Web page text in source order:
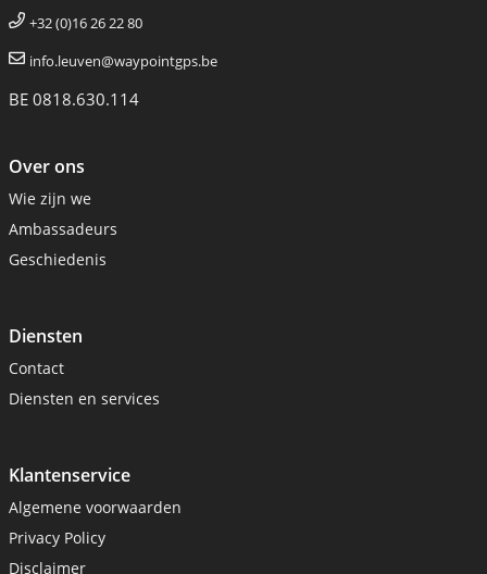
+32 (0)16 26 22 80
info.leuven@waypointgps.be
BE 0818.630.114
Over ons
Wie zijn we
Ambassadeurs
Geschiedenis
Diensten
Contact
Diensten en services
Klantenservice
Algemene voorwaarden
Privacy Policy
Disclaimer